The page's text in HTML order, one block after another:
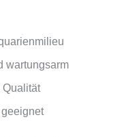
wartungsarm
Qualität